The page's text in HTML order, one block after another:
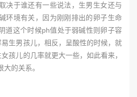
决于谁还有一些说法，生男生女还与
环境有关，因为刚刚排出的卵子生命
道这个时候ph值处于弱碱性则卵子容
生男孩儿，相反，呈酸性的时候，就
孩儿的几率就更大一些，如此看来，
的关系。